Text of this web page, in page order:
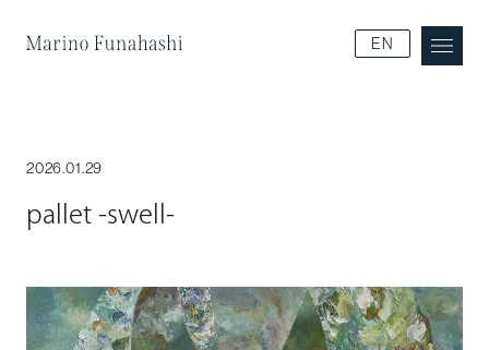
EN
2026.01.29
pallet -swell-